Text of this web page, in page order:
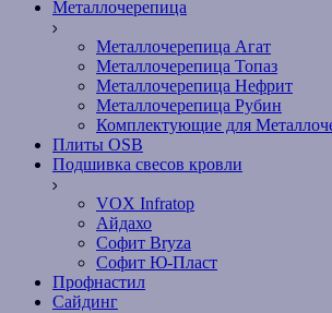
Металлочерепица
Металлочерепица Агат
Металлочерепица Топаз
Металлочерепица Нефрит
Металлочерепица Рубин
Комплектующие для
Плиты OSB
Подшивка свесов кровли
VOX Infratop
Айдахо
Софит Bryza
Софит Ю-Пласт
Профнастил
Сайдинг